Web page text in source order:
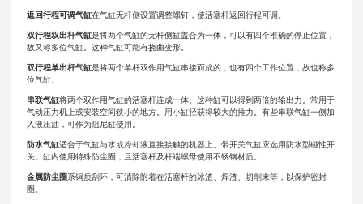
返回行程可调气缸在气缸无杆侧设置调整螺钉，使活塞杆返回行程可调。
双行程双出杆气缸是将两个气缸的无杆侧缸盖合为一体，可以有四个准确的停止位置，
故又称多位气缸。这种气缸可能有挠曲变形。
双行程单出杆气缸是将两个单杆双作用气缸串接而成的，也有四个工作位置，故也称多
位气缸。
串联气缸将两个双作用气缸的活塞杆连成一体。这种缸可以得到两倍的输出力。常用于
气动压力机上或安装空间狭小的地方。用小缸径获得较大的推力。有些串联气缸一侧加
入液压油，可作为阻尼缸使用。
防水气缸适合于气缸与水或冷却液直接接触的机器上。带开关气缸应选用防水型磁性开
关。缸内使用特殊防尘圈，且活塞杆及杆端螺母使用不锈钢材质。
金属防尘圈系铜质刮环，可清除附着在活塞杆的冰渣、焊渣、切削末等，以保护密封
圈。